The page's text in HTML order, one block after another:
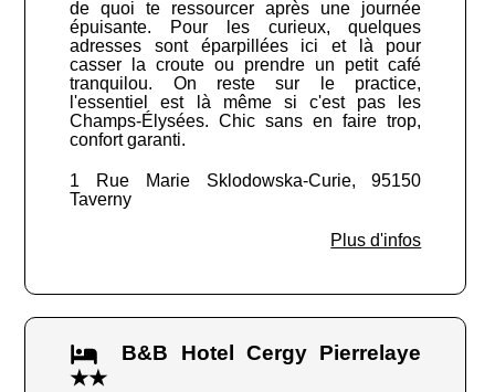
de quoi te ressourcer après une journée
épuisante. Pour les curieux, quelques
adresses sont éparpillées ici et là pour
casser la croute ou prendre un petit café
tranquilou. On reste sur le practice,
l'essentiel est là même si c'est pas les
Champs-Élysées. Chic sans en faire trop,
confort garanti.
1 Rue Marie Sklodowska-Curie, 95150
Taverny
Plus d'infos
B&B Hotel Cergy Pierrelaye
★★